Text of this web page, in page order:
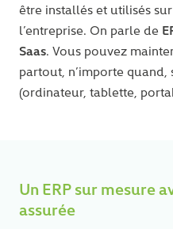
être installés et utilisés
l’entreprise. On parle de
Saas. Vous pouvez
partout, n’importe
(ordinateur, tablette,
Un ERP sur mesure
assurée